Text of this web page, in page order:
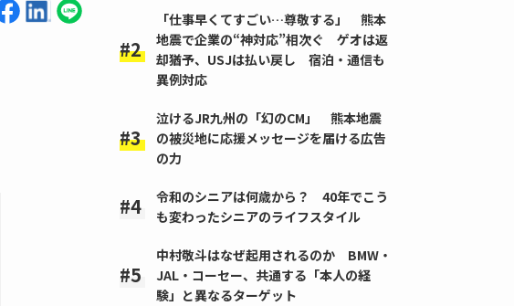
「仕事早くてすごい…尊敬する」 熊本
地震で企業の“神対応”相次ぐ ゲオは返
却猶予、USJは払い戻し 宿泊・通信も
異例対応
泣けるJR九州の「幻のCM」 熊本地震
の被災地に応援メッセージを届ける広告
の力
令和のシニアは何歳から？ 40年でこう
も変わったシニアのライフスタイル
中村敬斗はなぜ起用されるのか BMW・
JAL・コーセー、共通する「本人の経
験」と異なるターゲット